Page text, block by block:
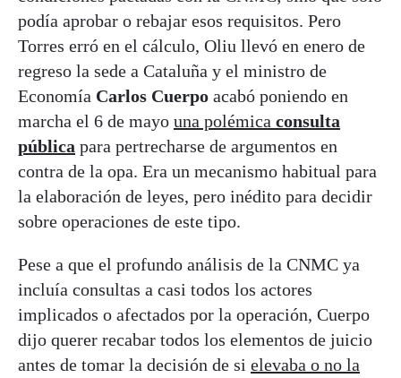
podía aprobar o rebajar esos requisitos. Pero
Torres erró en el cálculo, Oliu llevó en enero de
regreso la sede a Cataluña y el ministro de
Economía Carlos Cuerpo acabó poniendo en
marcha el 6 de mayo una polémica consulta
pública para pertrecharse de argumentos en
contra de la opa. Era un mecanismo habitual para
la elaboración de leyes, pero inédito para decidir
sobre operaciones de este tipo.
Pese a que el profundo análisis de la CNMC ya
incluía consultas a casi todos los actores
implicados o afectados por la operación, Cuerpo
dijo querer recabar todos los elementos de juicio
antes de tomar la decisión de si elevaba o no la